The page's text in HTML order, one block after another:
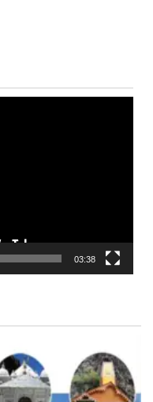
03:38